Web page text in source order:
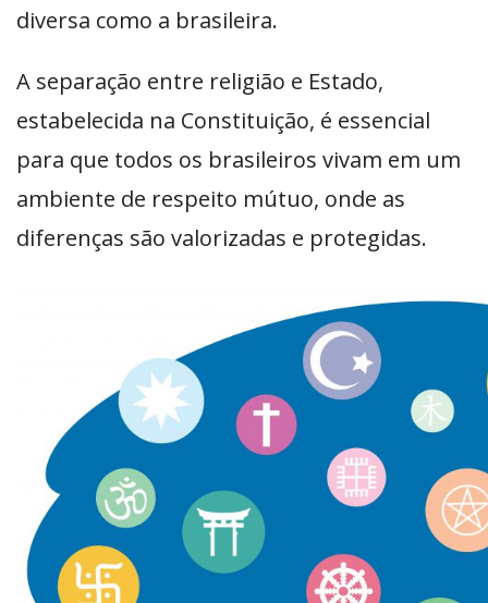
diversa como a brasileira.
A separação entre religião e Estado,
estabelecida na Constituição, é essencial
para que todos os brasileiros vivam em um
ambiente de respeito mútuo, onde as
diferenças são valorizadas e protegidas.